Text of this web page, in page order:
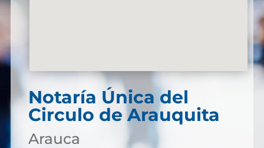
Notaría Única del
Circulo de Arauquita
Arauca